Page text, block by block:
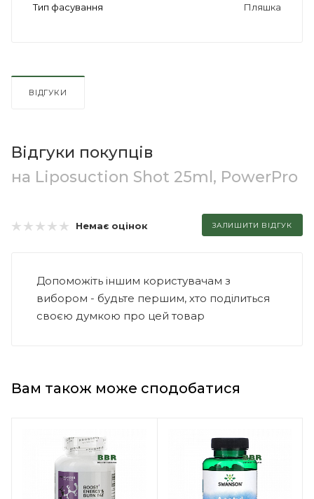
Тип фасування
Пляшка
ВІДГУКИ
Відгуки покупців
на Liposuction Shot 25ml, PowerPro
Немає оцінок ЗАЛИШИТИ ВІДГУК
Допоможіть іншим користувачам з
вибором - будьте першим, хто поділиться
своєю думкою про цей товар
Вам також може сподобатися